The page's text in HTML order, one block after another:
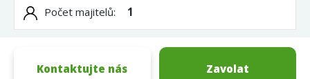
Počet majitelů:
1
Kontaktujte nás Zavolat